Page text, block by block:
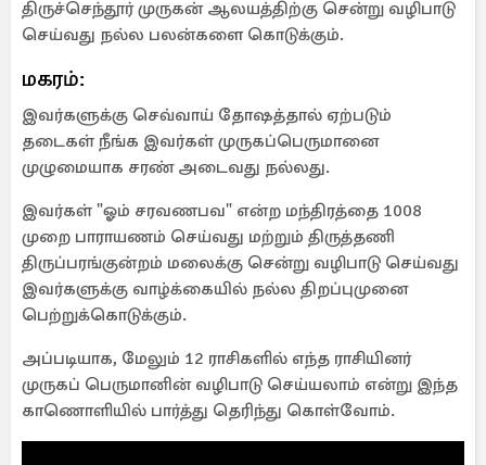
திருச்செந்தூர் முருகன் ஆலயத்திற்கு சென்று வழிபாடு
செய்வது நல்ல பலன்களை கொடுக்கும்.
மகரம்:
இவர்களுக்கு செவ்வாய் தோஷத்தால் ஏற்படும்
தடைகள் நீங்க இவர்கள் முருகப்பெருமானை
முழுமையாக சரண் அடைவது நல்லது.
இவர்கள் "ஓம் சரவணபவ" என்ற மந்திரத்தை 1008
முறை பாராயணம் செய்வது மற்றும் திருத்தணி
திருப்பரங்குன்றம் மலைக்கு சென்று வழிபாடு செய்வது
இவர்களுக்கு வாழ்க்கையில் நல்ல திறப்புமுனை
பெற்றுக்கொடுக்கும்.
அப்படியாக, மேலும் 12 ராசிகளில் எந்த ராசியினர்
முருகப் பெருமானின் வழிபாடு செய்யலாம் என்று இந்த
காணொளியில் பார்த்து தெரிந்து கொள்வோம்.